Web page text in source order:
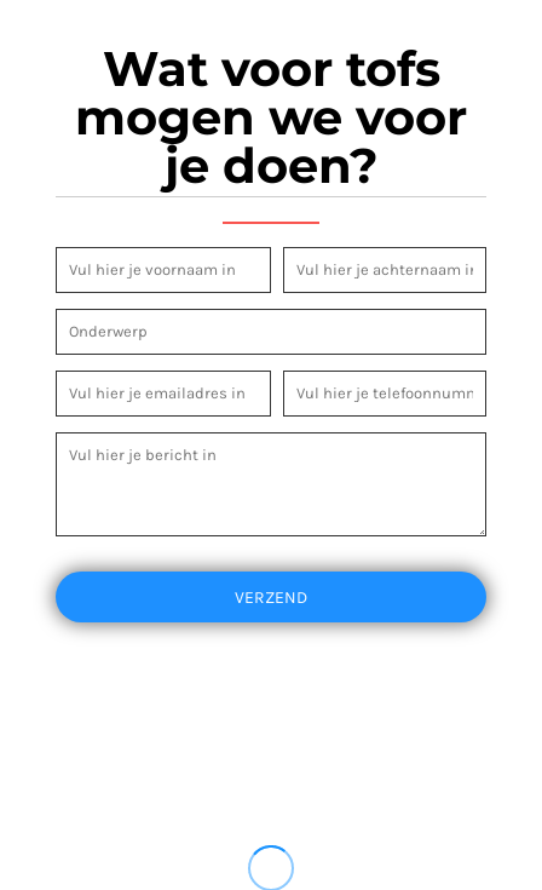
Wat voor tofs
mogen we voor
je doen?
VERZEND